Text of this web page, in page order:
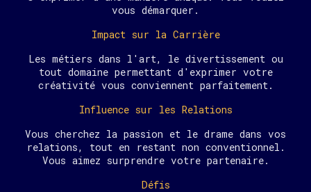
vous démarquer.
Impact sur la Carrière
Les métiers dans l'art, le divertissement ou
tout domaine permettant d'exprimer votre
créativité vous conviennent parfaitement.
Influence sur les Relations
Vous cherchez la passion et le drame dans vos
relations, tout en restant non conventionnel.
Vous aimez surprendre votre partenaire.
Défis